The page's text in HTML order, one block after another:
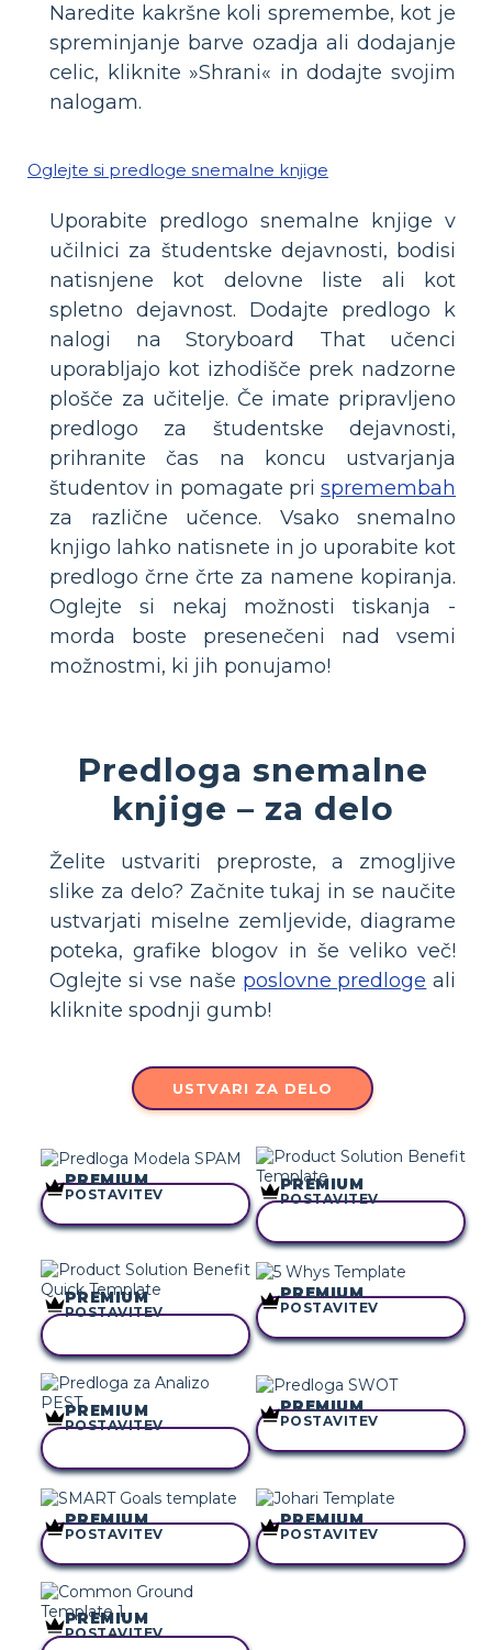
Naredite kakršne koli spremembe, kot je
spreminjanje barve ozadja ali dodajanje
celic, kliknite »Shrani« in dodajte svojim
nalogam.
Oglejte si predloge snemalne knjige
Uporabite predlogo snemalne knjige v
učilnici za študentske dejavnosti, bodisi
natisnjene kot delovne liste ali kot
spletno dejavnost. Dodajte predlogo k
nalogi na Storyboard That učenci
uporabljajo kot izhodišče prek nadzorne
plošče za učitelje. Če imate pripravljeno
predlogo za študentske dejavnosti,
prihranite čas na koncu ustvarjanja
študentov in pomagate pri spremembah
za različne učence. Vsako snemalno
knjigo lahko natisnete in jo uporabite kot
predlogo črne črte za namene kopiranja.
Oglejte si nekaj možnosti tiskanja -
morda boste presenečeni nad vsemi
možnostmi, ki jih ponujamo!
Predloga snemalne
knjige – za delo
Želite ustvariti preproste, a zmogljive
slike za delo? Začnite tukaj in se naučite
ustvarjati miselne zemljevide, diagrame
poteka, grafike blogov in še veliko več!
Oglejte si vse naše poslovne predloge ali
kliknite spodnji gumb!
USTVARI ZA DELO
KOPIRAJ TO ZGODBO
PREMIUM
POSTAVITEV
PREMIUM
POSTAVITEV
PREMIUM
POSTAVITEV KOPIRAJ TO ZGODBO
PREMIUM
POSTAVITEV
PREMIUM
POSTAVITEV KOPIRAJ TO ZGODBO
PREMIUM
POSTAVITEV
KOPIRAJ TO ZGODBO
PREMIUM
POSTAVITEV
KOPIRAJ TO ZGODBO
PREMIUM
POSTAVITEV
PREMIUM
POSTAVITEV